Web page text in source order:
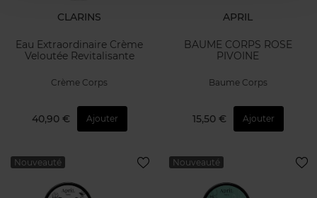
CLARINS
Eau Extraordinaire Crème
Veloutée Revitalisante
Crème Corps
40,90 € Ajouter
APRIL
BAUME CORPS ROSE
PIVOINE
Baume Corps
15,50 € Ajouter
Nouveauté Nouveauté